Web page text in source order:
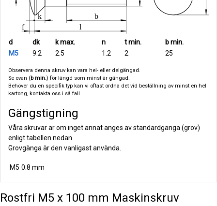
d dk k max. n t min.
b min.
M5
9.2 2.5 1.2 2 25
Observera denna skruv kan vara hel- eller delgängad.
Se ovan (b min.) för längd som minst är gängad.
Behöver du en specifik typ kan vi oftast ordna det vid beställning av minst en hel
kartong, kontakta oss i så fall.
Gängstigning
Våra skruvar är om inget annat anges av standardgänga (grov)
enligt tabellen nedan.
Grovgänga är den vanligast använda.
M5 0.8 mm
Rostfri M5 x 100 mm Maskinskruv